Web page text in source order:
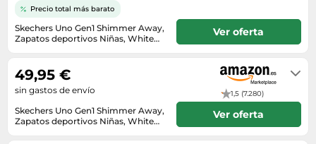
Tiendas de campaña
Zapatillas deportivas
Perfumes unisex
Productos de higiene corporal
Productos para baño y ducha
Protectores solares
Media
Microondas
Monitores y pantallas ordenador
Máquinas de afeitar
Móviles
Playmobil
Vehículos a escala
Relojes
Relojes de pulsera
Tejer y crochet
Zapatillas de atletismo
Zapatillas de baloncesto
Skechers Uno Gen1 Shimmer Away,
Zapatos deportivos Niñas, White
Precio total más barato
Ver oferta
Skechers Uno Gen1 Shimmer Away,
Zapatos deportivos Niñas, White
1,5 (7.280)
49,95 €
sin gastos de envío
Ver oferta